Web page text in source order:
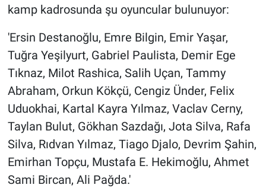
kamp kadrosunda şu oyuncular bulunuyor:
'Ersin Destanoğlu, Emre Bilgin, Emir Yaşar,
Tuğra Yeşilyurt, Gabriel Paulista, Demir Ege
Tıknaz, Milot Rashica, Salih Uçan, Tammy
Abraham, Orkun Kökçü, Cengiz Ünder, Felix
Uduokhai, Kartal Kayra Yılmaz, Vaclav Cerny,
Taylan Bulut, Gökhan Sazdağı, Jota Silva, Rafa
Silva, Rıdvan Yılmaz, Tiago Djalo, Devrim Şahin,
Emirhan Topçu, Mustafa E. Hekimoğlu, Ahmet
Sami Bircan, Ali Pağda.'